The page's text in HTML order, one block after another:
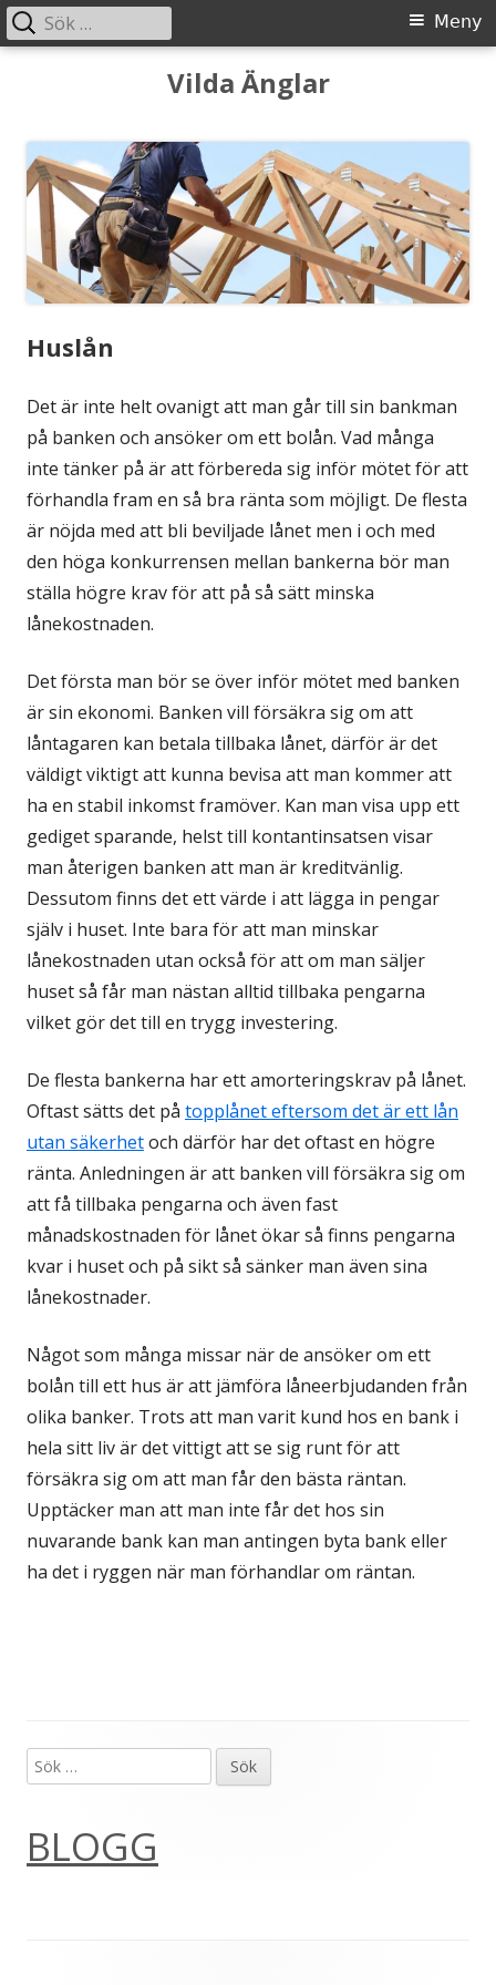
Vilda Änglar
Primär
Meny
Sök
efter:
Huslån
Det är inte helt ovanigt att man går till sin bankman
på banken och ansöker om ett bolån. Vad många
inte tänker på är att förbereda sig inför mötet för att
förhandla fram en så bra ränta som möjligt. De flesta
är nöjda med att bli beviljade lånet men i och med
den höga konkurrensen mellan bankerna bör man
ställa högre krav för att på så sätt minska
lånekostnaden.
Det första man bör se över inför mötet med banken
är sin ekonomi. Banken vill försäkra sig om att
låntagaren kan betala tillbaka lånet, därför är det
väldigt viktigt att kunna bevisa att man kommer att
ha en stabil inkomst framöver. Kan man visa upp ett
gediget sparande, helst till kontantinsatsen visar
man återigen banken att man är kreditvänlig.
Dessutom finns det ett värde i att lägga in pengar
själv i huset. Inte bara för att man minskar
lånekostnaden utan också för att om man säljer
huset så får man nästan alltid tillbaka pengarna
vilket gör det till en trygg investering.
De flesta bankerna har ett amorteringskrav på lånet.
Oftast sätts det på topplånet eftersom det är ett lån
utan säkerhetoch därför har det oftast en högre
ränta. Anledningen är att banken vill försäkra sig om
att få tillbaka pengarna och även fast
månadskostnaden för lånet ökar så finns pengarna
kvar i huset och på sikt så sänker man även sina
lånekostnader.
Något som många missar när de ansöker om ett
bolån till ett hus är att jämföra låneerbjudanden från
olika banker. Trots att man varit kund hos en bank i
hela sitt liv är det vittigt att se sig runt för att
försäkra sig om att man får den bästa räntan.
Upptäcker man att man inte får det hos sin
nuvarande bank kan man antingen byta bank eller
ha det i ryggen när man förhandlar om räntan.
Primär
Sök
efter:
BLOGG